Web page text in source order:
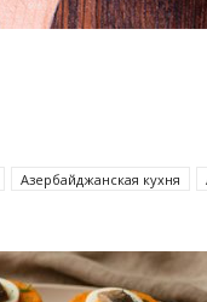
Азербайджанcкая кухня